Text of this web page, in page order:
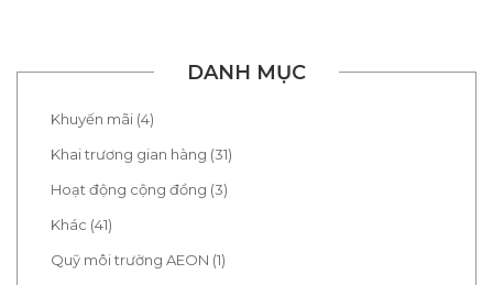
DANH MỤC
Khuyến mãi (4)
Khai trương gian hàng (31)
Hoạt động cộng đồng (3)
Khác (41)
Quỹ môi trường AEON (1)